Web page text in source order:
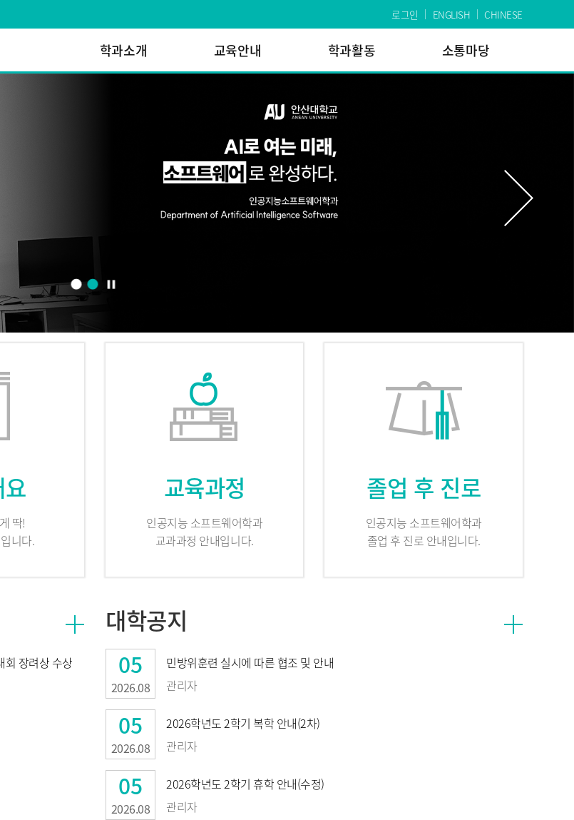
로그인 ENGLISH CHINESE
학과소개 교육안내 학과활동 소통마당
1 2 pause
딱!
니다.
교육과정
인공지능 소프트웨어학과
교과과정 안내입니다.
졸업 후 진로
인공지능 소프트웨어학과
졸업 후 진로 안내입니다.
학과뉴스 더보기
회 장려상 수상
대학공지 대학공지 더보
05
2026.08
민방위훈련 실시에 따른 협조 및 안내
관리자
05
2026.08
2026학년도 2학기 복학 안내(2차)
관리자
05
2026.08
2026학년도 2학기 휴학 안내(수정)
관리자